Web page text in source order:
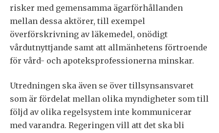
risker med gemensamma ägarförhållanden
mellan dessa aktörer, till exempel
överförskrivning av läkemedel, onödigt
vårdutnyttjande samt att allmänhetens förtroende
för vård- och apoteksprofessionerna minskar.
Utredningen ska även se över tillsynsansvaret
som är fördelat mellan olika myndigheter som till
följd av olika regelsystem inte kommunicerar
med varandra. Regeringen vill att det ska bli